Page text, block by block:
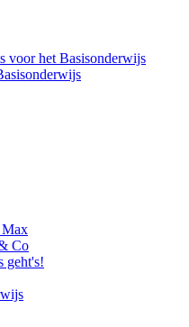
voor het Basisonderwijs
Co
geht's!